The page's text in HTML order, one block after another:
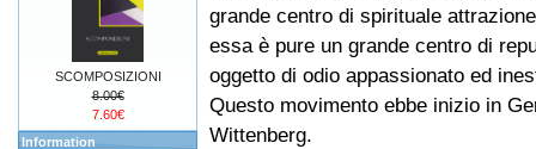
grande centro di spirituale
essa è pure un grande centro di
oggetto di odio appassionato ed
Questo movimento ebbe inizio in
Wittenberg.
SCOMPOSIZIONI
8.00€
7.60€
Information